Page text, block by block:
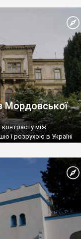
Мордовської
контрасту між
і розрухою в Україні